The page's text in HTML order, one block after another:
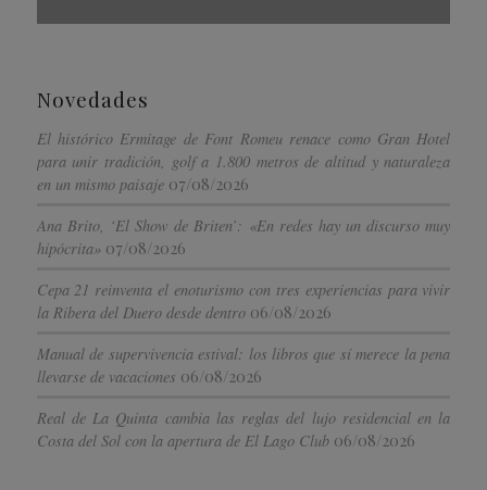
Novedades
El histórico Ermitage de Font Romeu renace como Gran Hotel
para unir tradición, golf a 1.800 metros de altitud y naturaleza
en un mismo paisaje 07/08/2026
Ana Brito, ‘El Show de Briten’: «En redes hay un discurso muy
hipócrita» 07/08/2026
Cepa 21 reinventa el enoturismo con tres experiencias para vivir
la Ribera del Duero desde dentro 06/08/2026
Manual de supervivencia estival: los libros que sí merece la pena
llevarse de vacaciones 06/08/2026
Real de La Quinta cambia las reglas del lujo residencial en la
Costa del Sol con la apertura de El Lago Club 06/08/2026